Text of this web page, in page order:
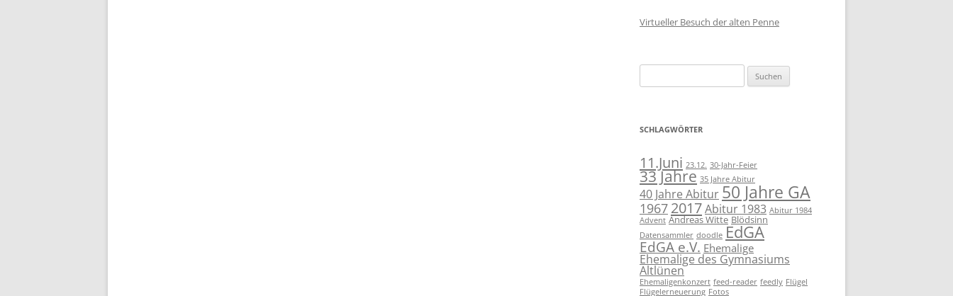
Virtueller Besuch der alten Penne
nach:
SCHLAGWÖRTER
11.Juni 23.12. 30-Jahr-Feier
33 Jahre 35 Jahre Abitur
40 Jahre Abitur 50 Jahre GA
1967 2017Abitur 1983 Abitur 1984
Advent Andreas Witte Blödsinn
Datensammler doodle EdGA
EdGA e.V. Ehemalige
Ehemalige des Gymnasiums
Altlünen
Ehemaligenkonzert feed-reader feedly Flügel
Flügelerneuerung Fotos